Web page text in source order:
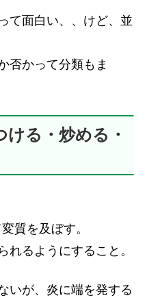
て面白い、、けど、並
否かって分類もま
る・炒める・
質を及ぼす。
れるようにすること。
いが、炎に端を発する